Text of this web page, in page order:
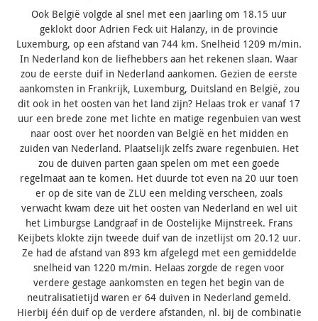
Ook België volgde al snel met een jaarling om 18.15 uur
geklokt door Adrien Feck uit Halanzy, in de provincie
Luxemburg, op een afstand van 744 km. Snelheid 1209 m/min.
In Nederland kon de liefhebbers aan het rekenen slaan. Waar
zou de eerste duif in Nederland aankomen. Gezien de eerste
aankomsten in Frankrijk, Luxemburg, Duitsland en België, zou
dit ook in het oosten van het land zijn? Helaas trok er vanaf 17
uur een brede zone met lichte en matige regenbuien van west
naar oost over het noorden van België en het midden en
zuiden van Nederland. Plaatselijk zelfs zware regenbuien. Het
zou de duiven parten gaan spelen om met een goede
regelmaat aan te komen. Het duurde tot even na 20 uur toen
er op de site van de ZLU een melding verscheen, zoals
verwacht kwam deze uit het oosten van Nederland en wel uit
het Limburgse Landgraaf in de Oostelijke Mijnstreek. Frans
Keijbets klokte zijn tweede duif van de inzetlijst om 20.12 uur.
Ze had de afstand van 893 km afgelegd met een gemiddelde
snelheid van 1220 m/min. Helaas zorgde de regen voor
verdere gestage aankomsten en tegen het begin van de
neutralisatietijd waren er 64 duiven in Nederland gemeld.
Hierbij één duif op de verdere afstanden, nl. bij de combinatie